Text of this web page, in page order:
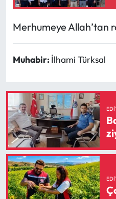
Merhumeye Allah’tan
Muhabir: İlhami Türksal
Haberleri
İlan
Reklam